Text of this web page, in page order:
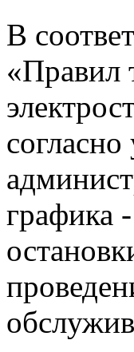
В
«Правил
графика